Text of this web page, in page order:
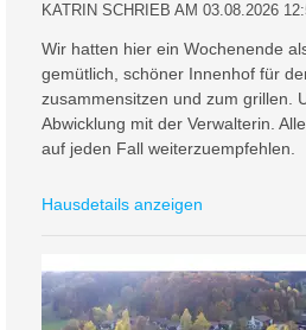
KATRIN SCHRIEB AM 03.08.2026
Wir hatten hier ein Wochenende
gemütlich, schöner Innenhof für
zusammensitzen und zum grillen.
Abwicklung mit der Verwalterin.
auf jeden Fall weiterzuempfehlen.
Hausdetails anzeigen